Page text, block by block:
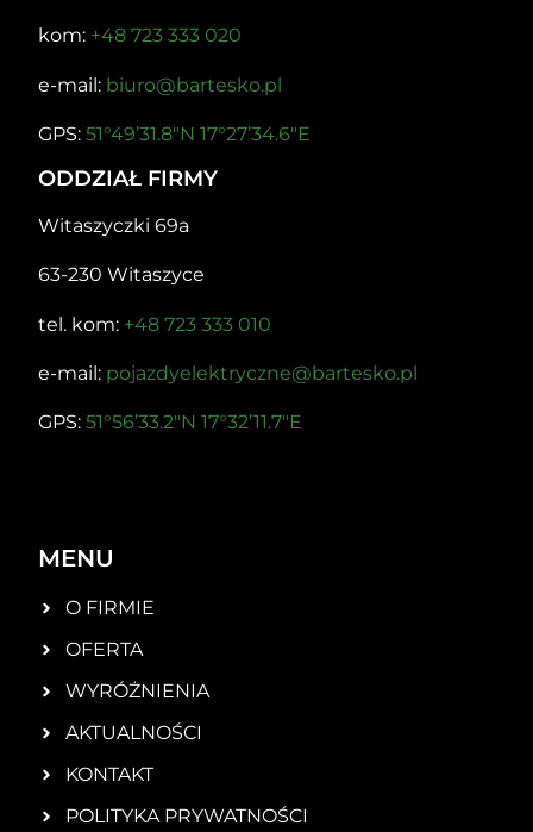
kom: +48 723 333 020
e-mail: biuro@bartesko.pl
GPS: 51°49’31.8″N 17°27’34.6″E
ODDZIAŁ FIRMY
Witaszyczki 69a
63-230 Witaszyce
tel. kom: +48 723 333 010
e-mail: pojazdyelektryczne@bartesko.pl
GPS: 51°56’33.2″N 17°32’11.7″E
MENU
O FIRMIE
OFERTA
WYRÓŻNIENIA
AKTUALNOŚCI
KONTAKT
POLITYKA PRYWATNOŚCI